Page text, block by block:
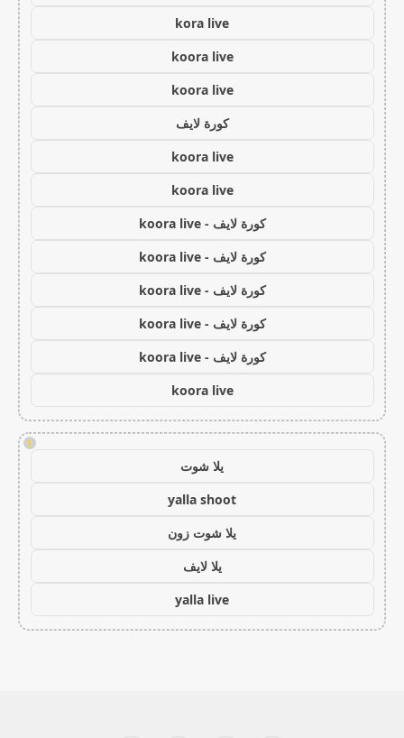
kora live
koora live
koora live
كورة لايف
koora live
koora live
كورة لايف - koora live
كورة لايف - koora live
كورة لايف - koora live
كورة لايف - koora live
كورة لايف - koora live
koora live
!
يلا شوت
yalla shoot
يلا شوت زون
يلا لايف
yalla live